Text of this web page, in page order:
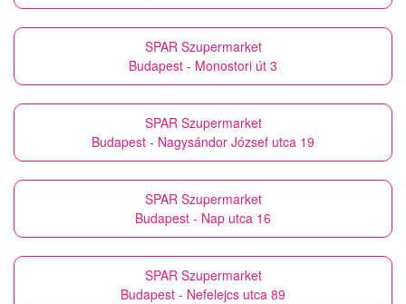
SPAR Szupermarket
Budapest - Monostori út 3
SPAR Szupermarket
Budapest - Nagysándor József utca 19
SPAR Szupermarket
Budapest - Nap utca 16
SPAR Szupermarket
Budapest - Nefelejcs utca 89